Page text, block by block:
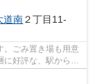
道南２丁目11-
。ごみ置き場も用意
に好評な、駅から徒